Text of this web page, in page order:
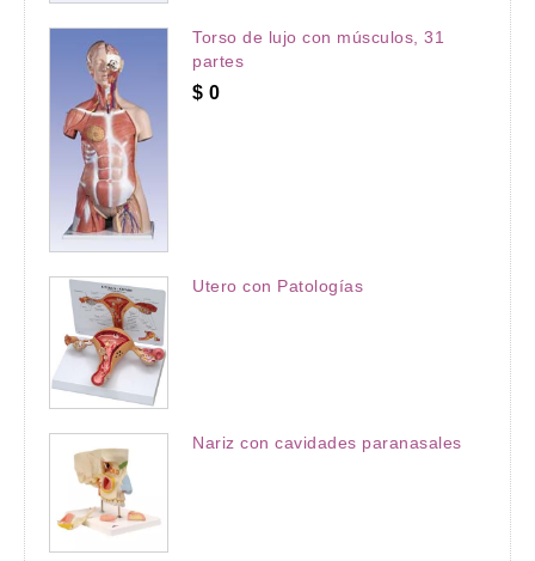
Torso de lujo con músculos, 31
partes
$ 0
Utero con Patologías
Nariz con cavidades paranasales